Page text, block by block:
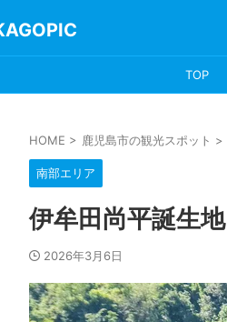
TOP
HOME > 鹿児島市の観光スポット >
南部エリア
伊牟田尚平誕生地
2026年3月6日